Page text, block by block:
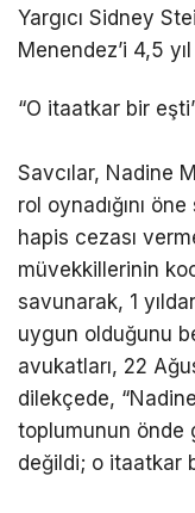
Yargıcı Sidney
Menendez’i 4,5
“O itaatkar bir
Savcılar, Nadine
rol oynadığını
hapis cezası
müvekkillerinin
savunarak, 1
uygun olduğunu
avukatları, 22
dilekçede,
toplumunun önde
değildi; o itaatkar